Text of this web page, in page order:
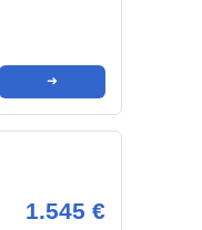
➜
1.545 €